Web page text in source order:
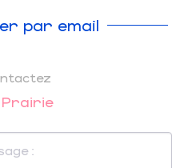
par email
Prairie